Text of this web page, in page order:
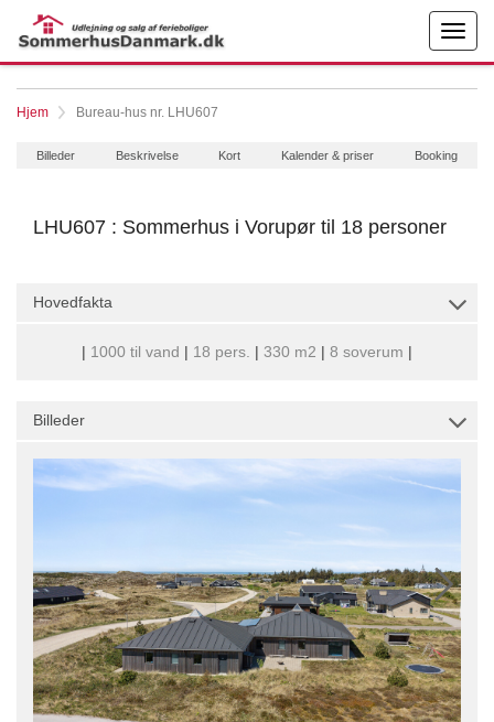
Hjem Bureau-hus nr. LHU607
Billeder Beskrivelse Kort Kalender & priser Booking
LHU607 : Sommerhus i Vorupør til 18 personer
Hovedfakta
| 1000 til vand | 18 pers. | 330 m2 | 8 soverum |
Billeder